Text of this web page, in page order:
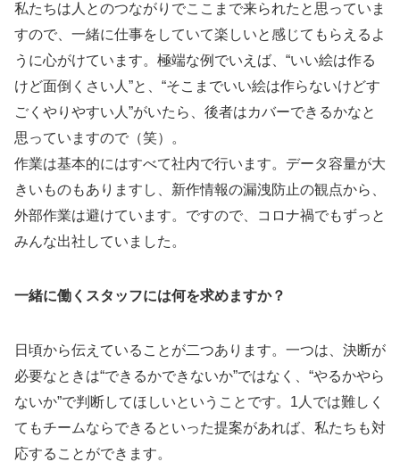
私たちは人とのつながりでここまで来られたと思っていま
すので、一緒に仕事をしていて楽しいと感じてもらえるよ
うに心がけています。極端な例でいえば、“いい絵は作る
けど面倒くさい人”と、“そこまでいい絵は作らないけどす
ごくやりやすい人”がいたら、後者はカバーできるかなと
思っていますので（笑）。
作業は基本的にはすべて社内で行います。データ容量が大
きいものもありますし、新作情報の漏洩防止の観点から、
外部作業は避けています。ですので、コロナ禍でもずっと
みんな出社していました。
一緒に働くスタッフには何を求めますか？
日頃から伝えていることが二つあります。一つは、決断が
必要なときは“できるかできないか”ではなく、“やるかやら
ないか”で判断してほしいということです。1人では難しく
てもチームならできるといった提案があれば、私たちも対
応することができます。